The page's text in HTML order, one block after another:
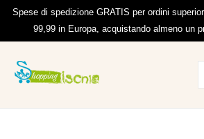
Spese di spedizione GRATIS per ordini
99,99 in Europa, acquistando almeno un